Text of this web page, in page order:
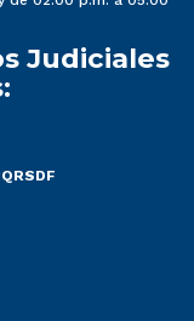
Judiciales